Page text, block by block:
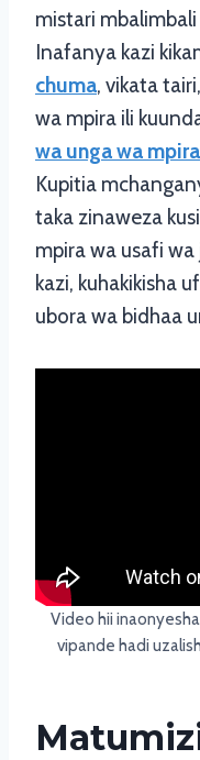
mistari
Inafanya kazi
chuma, vikata
wa mpira ili
wa unga wa mpira
Kupitia
taka zinaweza
mpira wa usafi
kazi, kuhakikisha
ubora wa bidhaa
Video hii
vipande hadi